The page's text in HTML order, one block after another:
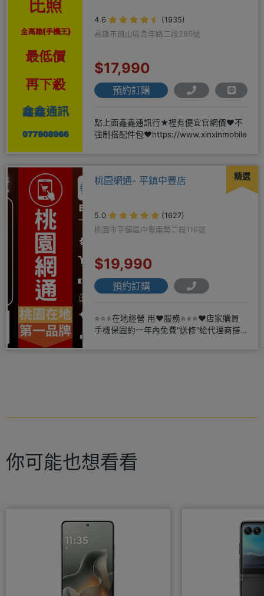
4.6
(1935)
高雄市鳳山區青年路二段286號
$17,990
預約訂購
點上面鑫鑫通訊行★裡有便宜官網價❤️不
強制搭配件包❤️https://www.xinxinmobile
精選
桃園網通- 平鎮中豐店
5.0
(1627)
桃園市平鎮區中豐南勢二段116號
$19,990
預約訂購
⭐⭐⭐在地經營 用❤️服務⭐⭐⭐❤️店家購買
手機保固約一年內免費"送修"給代理商搭
你可能也想看看